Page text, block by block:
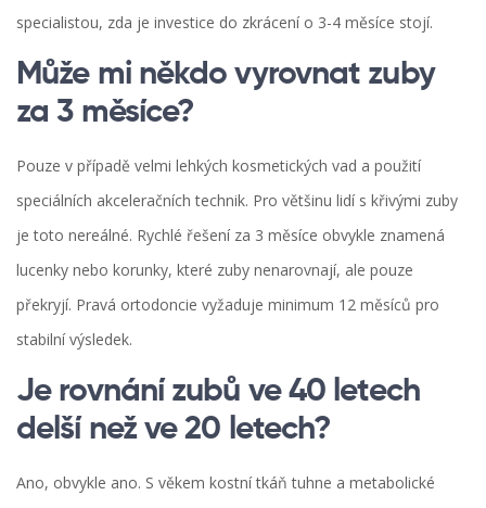
specialistou, zda je investice do zkrácení o 3-4 měsíce stojí.
Může mi někdo vyrovnat zuby
za 3 měsíce?
Pouze v případě velmi lehkých kosmetických vad a použití
speciálních akceleračních technik. Pro většinu lidí s křivými zuby
je toto nereálné. Rychlé řešení za 3 měsíce obvykle znamená
lucenky nebo korunky, které zuby nenarovnají, ale pouze
překryjí. Pravá ortodoncie vyžaduje minimum 12 měsíců pro
stabilní výsledek.
Je rovnání zubů ve 40 letech
delší než ve 20 letech?
Ano, obvykle ano. S věkem kostní tkáň tuhne a metabolické